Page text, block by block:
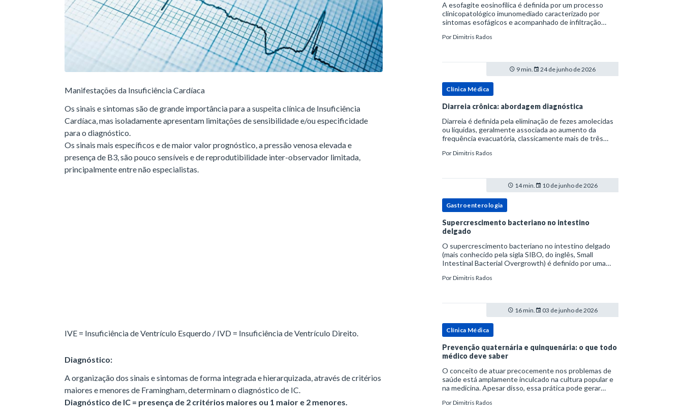
Manifestações da Insuficiência Cardíaca
Os sinais e sintomas são de grande importância para a suspeita clínica de Insuficiência
Cardíaca, mas isoladamente apresentam limitações de sensibilidade e/ou especificidade
para o diagnóstico.
Os sinais mais específicos e de maior valor prognóstico, a pressão venosa elevada e
presença de B3, são pouco sensíveis e de reprodutibilidade inter-observador limitada,
principalmente entre não especialistas.
IVE = Insuficiência de Ventrículo Esquerdo / IVD = Insuficiência de Ventrículo Direito.
Diagnóstico:
A organização dos sinais e sintomas de forma integrada e hierarquizada, através de critérios
maiores e menores de Framingham, determinam o diagnóstico de IC.
Diagnóstico de IC = presença de 2 critérios maiores ou 1 maior e 2 menores.
A esofagite eosinofílica é definida por um processo
clinicopatológico imunomediado caracterizado por
sintomas esofágicos e acompanhado de infiltração
dentro do espectro da doença do refluxo gastr
PorDimitris Rados
9 min. 24 de junho de 2026
Clínica Médica
Diarreia crônica: abordagem diagnóstica
Diarreia é definida pela eliminação de fezes amolecidas
ou líquidas, geralmente associada ao aumento da
frequência evacuatória, classicamente mais de três
prática, a consistência das fezes costuma s
PorDimitris Rados
14 min. 10 de junho de 2026
Gastroenterologia
Supercrescimento bacteriano no intestino
delgado
O supercrescimento bacteriano no intestino delgado
(mais conhecido pela sigla SIBO, do inglês, Small
Intestinal Bacterial Overgrowth) é definido por uma
específica de disbiose do trato digestivo. P
PorDimitris Rados
16 min. 03 de junho de 2026
Clínica Médica
Prevenção quaternária e quinquenária: o que todo
médico deve saber
O conceito de atuar precocemente nos problemas de
saúde está amplamente inculcado na cultura popular e
na medicina. Apesar disso, essa prática pode gerar
tratamentos podem advir de prevenção excessiva
PorDimitris Rados